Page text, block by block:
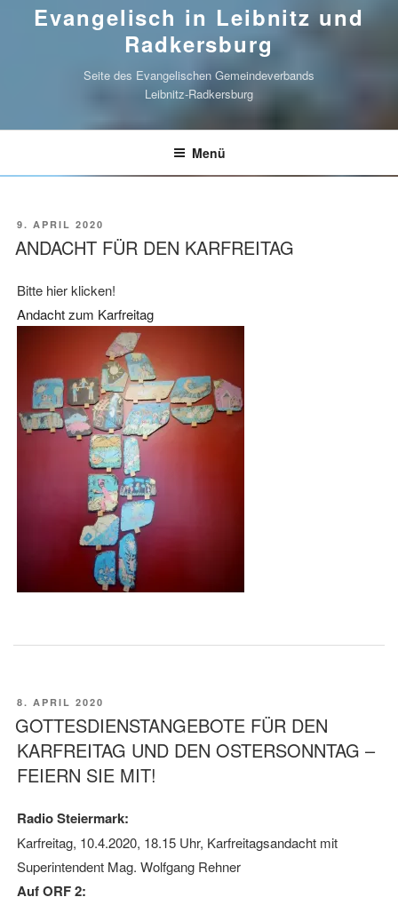
Evangelisch in Leibnitz und
Radkersburg
Seite des Evangelischen Gemeindeverbands
Leibnitz-Radkersburg
Menü
VERÖFFENTLICHT
AM
9. APRIL 2020
ANDACHT FÜR DEN KARFREITAG
Bitte hier klicken!
Andacht zum Karfreitag
VERÖFFENTLICHT
AM
8. APRIL 2020
GOTTESDIENSTANGEBOTE FÜR DEN
KARFREITAG UND DEN OSTERSONNTAG –
FEIERN SIE MIT!
Radio Steiermark:
Karfreitag, 10.4.2020, 18.15 Uhr, Karfreitagsandacht mit
Superintendent Mag. Wolfgang Rehner
Auf ORF 2: